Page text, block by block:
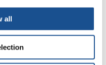
all
inclusão e apoio
e a…